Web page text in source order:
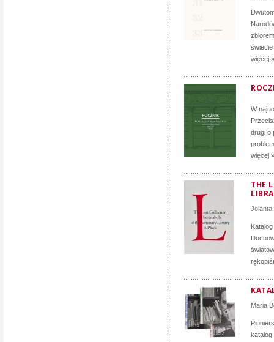
więcej »
W
drugi o
więcej »
THE
Jolanta
Maria
katalog